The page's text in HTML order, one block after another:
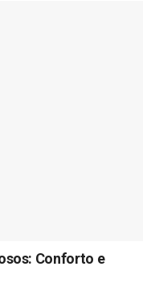
Conforto e